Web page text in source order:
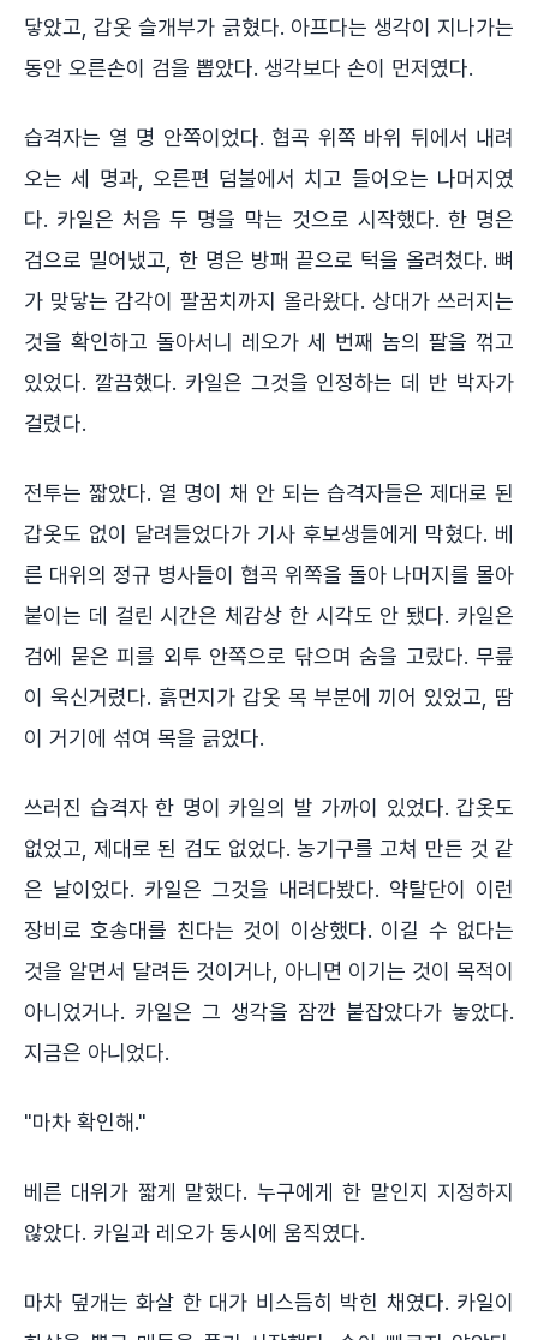
닿았고, 갑옷 슬개부가 긁혔다. 아프다는 생각이 지나가는
동안 오른손이 검을 뽑았다. 생각보다 손이 먼저였다.
습격자는 열 명 안쪽이었다. 협곡 위쪽 바위 뒤에서 내려
오는 세 명과, 오른편 덤불에서 치고 들어오는 나머지였
다. 카일은 처음 두 명을 막는 것으로 시작했다. 한 명은
검으로 밀어냈고, 한 명은 방패 끝으로 턱을 올려쳤다. 뼈
가 맞닿는 감각이 팔꿈치까지 올라왔다. 상대가 쓰러지는
것을 확인하고 돌아서니 레오가 세 번째 놈의 팔을 꺾고
있었다. 깔끔했다. 카일은 그것을 인정하는 데 반 박자가
걸렸다.
전투는 짧았다. 열 명이 채 안 되는 습격자들은 제대로 된
갑옷도 없이 달려들었다가 기사 후보생들에게 막혔다. 베
른 대위의 정규 병사들이 협곡 위쪽을 돌아 나머지를 몰아
붙이는 데 걸린 시간은 체감상 한 시각도 안 됐다. 카일은
검에 묻은 피를 외투 안쪽으로 닦으며 숨을 고랐다. 무릎
이 욱신거렸다. 흙먼지가 갑옷 목 부분에 끼어 있었고, 땀
이 거기에 섞여 목을 긁었다.
쓰러진 습격자 한 명이 카일의 발 가까이 있었다. 갑옷도
없었고, 제대로 된 검도 없었다. 농기구를 고쳐 만든 것 같
은 날이었다. 카일은 그것을 내려다봤다. 약탈단이 이런
장비로 호송대를 친다는 것이 이상했다. 이길 수 없다는
것을 알면서 달려든 것이거나, 아니면 이기는 것이 목적이
아니었거나. 카일은 그 생각을 잠깐 붙잡았다가 놓았다.
지금은 아니었다.
"마차 확인해."
베른 대위가 짧게 말했다. 누구에게 한 말인지 지정하지
않았다. 카일과 레오가 동시에 움직였다.
마차 덮개는 화살 한 대가 비스듬히 박힌 채였다. 카일이